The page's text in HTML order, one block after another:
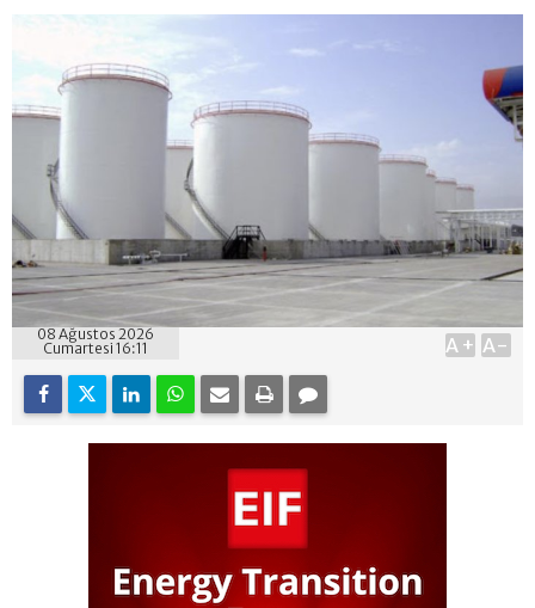
08 Ağustos 2026
Cumartesi 16:11
A+ A-